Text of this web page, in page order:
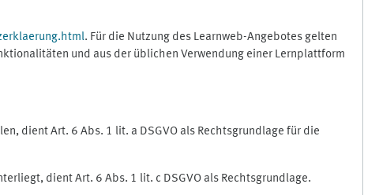
. Für die Nutzung des Learnweb-Angebotes gelten
und aus der üblichen Verwendung einer Lernplattform
dient Art. 6 Abs. 1 lit. a DSGVO als Rechtsgrundlage für die
dient Art. 6 Abs. 1 lit. c DSGVO als Rechtsgrundlage.